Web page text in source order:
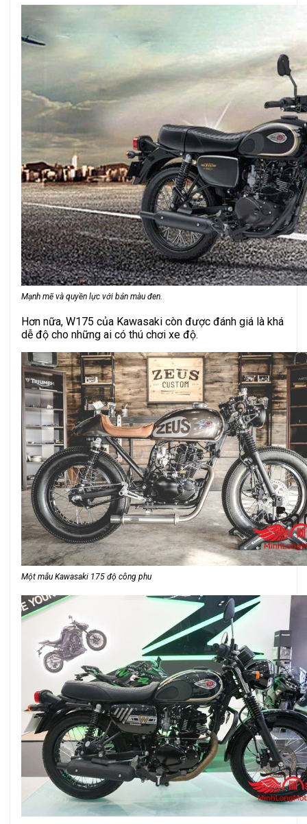
Mạnh mẽ và quyền lực với bản màu đen.
Hơn nữa, W175 của Kawasaki còn được đánh giá là khá
dễ độ cho những ai có thú chơi xe độ.
Một mẫu Kawasaki 175 độ công phu